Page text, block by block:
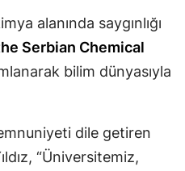
Ordu
Samsun
Siirt
alanında saygınlığı
Serbian Chemical
bilim dünyasıyla
dile getiren
“Üniversitemiz,